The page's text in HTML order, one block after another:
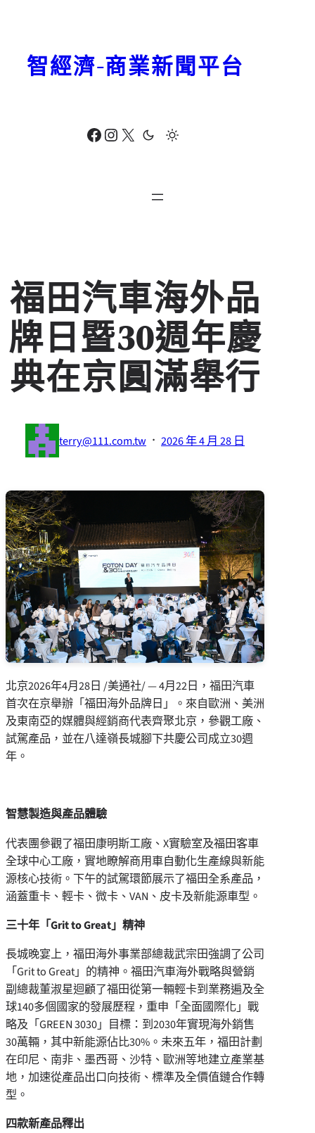
Facebook Instagram X
智經濟-商業新聞平台
福田汽車海外品
牌日暨30週年慶
典在京圓滿舉行
terry@111.com.tw · 2026 年 4 月 28 日
北京2026年4月28日 /美通社/ — 4月22日，福田汽車
首次在京舉辦「福田海外品牌日」。來自歐洲、美洲
及東南亞的媒體與經銷商代表齊聚北京，參觀工廠、
試駕產品，並在八達嶺長城腳下共慶公司成立30週
年。
智慧製造與產品體驗
代表團參觀了福田康明斯工廠、X實驗室及福田客車
全球中心工廠，實地瞭解商用車自動化生產線與新能
源核心技術。下午的試駕環節展示了福田全系產品，
涵蓋重卡、輕卡、微卡、VAN、皮卡及新能源車型。
三十年「Grit to Great」 精神
長城晚宴上，福田海外事業部總裁武宗田強調了公司
「Grit to Great」的精神。福田汽車海外戰略與營銷
副總裁董淑星迴顧了福田從第一輛輕卡到業務遍及全
球140多個國家的發展歷程，重申「全面國際化」戰
略及「GREEN 3030」目標：到2030年實現海外銷售
30萬輛，其中新能源佔比30%。未來五年，福田計劃
在印尼、南非、墨西哥、沙特、歐洲等地建立產業基
地，加速從產品出口向技術、標準及全價值鏈合作轉
型。
四款新產品釋出